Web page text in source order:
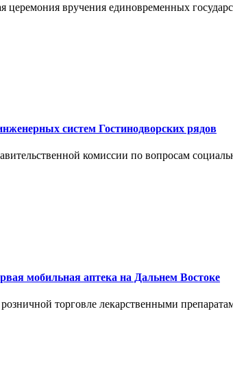
церемония вручения единовременных
систем Гостинодворских рядов
комиссии по вопросам
мобильная аптека на Дальнем Востоке
торговле лекарственными